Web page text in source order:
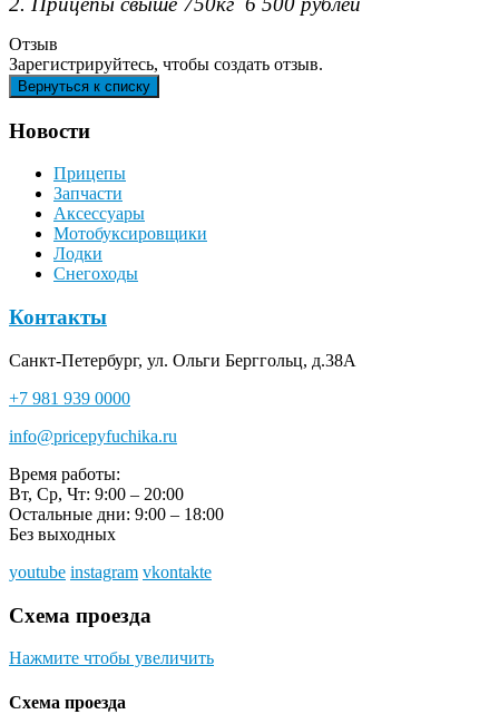
Отзыв
Зарегистрируйтесь, чтобы создать отзыв.
Новости
Прицепы
Запчасти
Аксессуары
Мотобуксировщики
Лодки
Снегоходы
Контакты
Санкт-Петербург, ул. Ольги Берггольц, д.38А
+7 981 939 0000
info@pricepyfuchika.ru
Время работы:
Вт, Ср, Чт: 9:00 – 20:00
Остальные дни: 9:00 – 18:00
Без выходных
youtube instagram vkontakte
Схема проезда
Нажмите чтобы увеличить
Схема проезда